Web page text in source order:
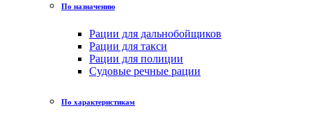
По назначению
Рации для дальнобойщиков
Рации для такси
Рации для полиции
Судовые речные рации
По характеристикам